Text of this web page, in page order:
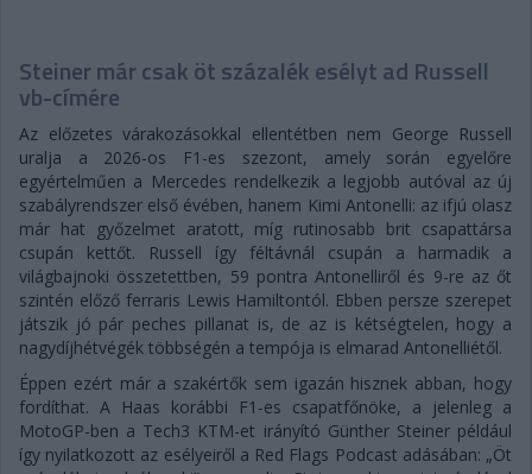
Steiner már csak öt százalék esélyt ad Russell
vb-címére
Az előzetes várakozásokkal ellentétben nem George Russell
uralja a 2026-os F1-es szezont, amely során egyelőre
egyértelműen a Mercedes rendelkezik a legjobb autóval az új
szabályrendszer első évében, hanem Kimi Antonelli: az ifjú olasz
már hat győzelmet aratott, míg rutinosabb brit csapattársa
csupán kettőt. Russell így féltávnál csupán a harmadik a
világbajnoki összetettben, 59 pontra Antonelliről és 9-re az őt
szintén előző ferraris Lewis Hamiltontól. Ebben persze szerepet
játszik jó pár peches pillanat is, de az is kétségtelen, hogy a
nagydíjhétvégék többségén a tempója is elmarad Antonelliétől.
Éppen ezért már a szakértők sem igazán hisznek abban, hogy
fordíthat. A Haas korábbi F1-es csapatfőnöke, a jelenleg a
MotoGP-ben a Tech3 KTM-et irányító Günther Steiner például
így nyilatkozott az esélyeiről a Red Flags Podcast adásában: „Öt